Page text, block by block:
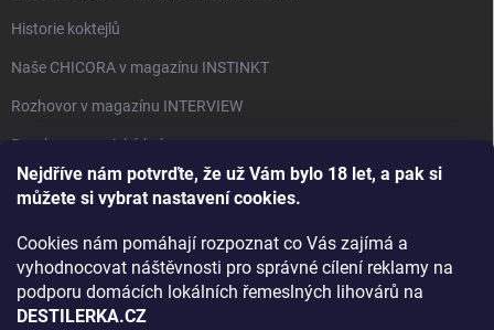
Nejdříve nám potvrďte, že už Vám bylo 18 let, a pak si
můžete si vybrat nastavení cookies.
Cookies nám pomáhají rozpoznat co Vás zajímá a
vyhodnocovat náštěvnosti pro správné cílení reklamy na
podporu domácích lokálních řemeslných lihovárů na
DESTILERKA.CZ
Historie koktejlů
Naše CHICORA v magazínu INSTINKT
Rozhovor v magazínu INTERVIEW
Bourbon, americká krása.
Napsali v TÝDNU o naší práci
Rozhovor s DESTILERKA.CZ v magazínu DRINKING-CAT
Jak vybrat dárek na Vánoce